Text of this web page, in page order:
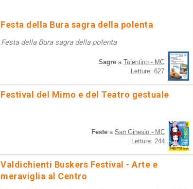
Festa della Bura sagra della polenta
Festa della Bura sagra della polenta
Sagre a Tolentino - MC
Letture: 627
Festival del Mimo e del Teatro gestuale
Feste a San Ginesio - MC
Letture: 244
Valdichienti Buskers Festival - Arte e
meraviglia al Centro